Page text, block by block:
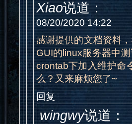
Xiao说道：
08/20/2020 14:22
感谢提供的文档资料
GUI的linux服务器中
crontab下加入维护命
么？又来麻烦您了~
回复
wingwy说道：